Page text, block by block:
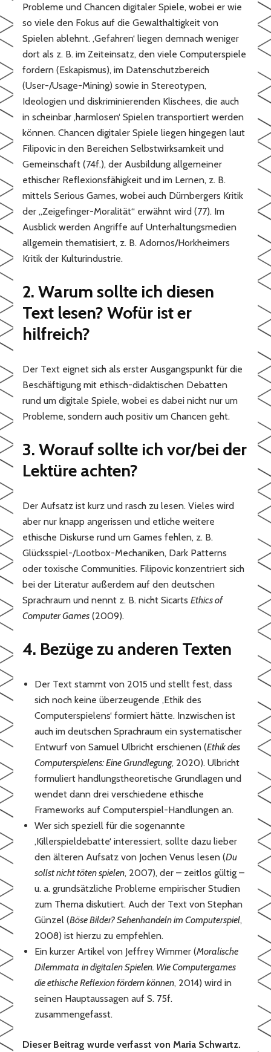
Probleme und Chancen digitaler Spiele, wobei er wie
so viele den Fokus auf die Gewalthaltigkeit von
Spielen ablehnt. ‚Gefahren‘ liegen demnach weniger
dort als z. B. im Zeiteinsatz, den viele Computerspiele
fordern (Eskapismus), im Datenschutzbereich
(User-/Usage-Mining) sowie in Stereotypen,
Ideologien und diskriminierenden Klischees, die auch
in scheinbar ‚harmlosen‘ Spielen transportiert werden
können. Chancen digitaler Spiele liegen hingegen laut
Filipovic in den Bereichen Selbstwirksamkeit und
Gemeinschaft (74f.), der Ausbildung allgemeiner
ethischer Reflexionsfähigkeit und im Lernen, z. B.
mittels Serious Games, wobei auch Dürnbergers Kritik
der „Zeigefinger-Moralität“ erwähnt wird (77). Im
Ausblick werden Angriffe auf Unterhaltungsmedien
allgemein thematisiert, z. B. Adornos/Horkheimers
Kritik der Kulturindustrie.
2. Warum sollte ich diesen
Text lesen? Wofür ist er
hilfreich?
Der Text eignet sich als erster Ausgangspunkt für die
Beschäftigung mit ethisch-didaktischen Debatten
rund um digitale Spiele, wobei es dabei nicht nur um
Probleme, sondern auch positiv um Chancen geht.
3. Worauf sollte ich vor/bei der
Lektüre achten?
Der Aufsatz ist kurz und rasch zu lesen. Vieles wird
aber nur knapp angerissen und etliche weitere
ethische Diskurse rund um Games fehlen, z. B.
Glücksspiel-/Lootbox-Mechaniken, Dark Patterns
oder toxische Communities. Filipovic konzentriert sich
bei der Literatur außerdem auf den deutschen
Sprachraum und nennt z. B. nicht SicartsEthics of
Computer Games (2009).
4. Bezüge zu anderen Texten
Der Text stammt von 2015 und stellt fest, dass
sich noch keine überzeugende ‚Ethik des
Computerspielens‘ formiert hätte. Inzwischen ist
auch im deutschen Sprachraum ein systematischer
Entwurf von Samuel Ulbricht erschienen (Ethik des
Computerspielens: Eine Grundlegung, 2020). Ulbricht
formuliert handlungstheoretische Grundlagen und
wendet dann drei verschiedene ethische
Frameworks auf Computerspiel-Handlungen an.
Wer sich speziell für die sogenannte
‚Killerspieldebatte‘ interessiert, sollte dazu lieber
den älteren Aufsatz von Jochen Venus lesen (Du
sollst nicht töten spielen, 2007), der – zeitlos gültig –
u. a. grundsätzliche Probleme empirischer Studien
zum Thema diskutiert. Auch der Text von Stephan
Günzel (Böse Bilder? Sehenhandeln im Computerspiel,
2008) ist hierzu zu empfehlen.
Ein kurzer Artikel von Jeffrey Wimmer (Moralische
Dilemmata in digitalen Spielen. Wie Computergames
die ethische Reflexion fördern können, 2014) wird in
seinen Hauptaussagen auf S. 75f.
zusammengefasst.
Dieser Beitrag wurde verfasst von Maria Schwartz.